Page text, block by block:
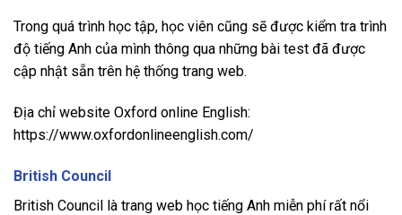
Trong quá trình học tập, học viên cũng sẽ được kiểm tra trình
độ tiếng Anh của mình thông qua những bài test đã được
cập nhật sẵn trên hệ thống trang web.
Địa chỉ website Oxford online English:
https://www.oxfordonlineenglish.com/
British Council
British Council là trang web học tiếng Anh miễn phí rất nổi